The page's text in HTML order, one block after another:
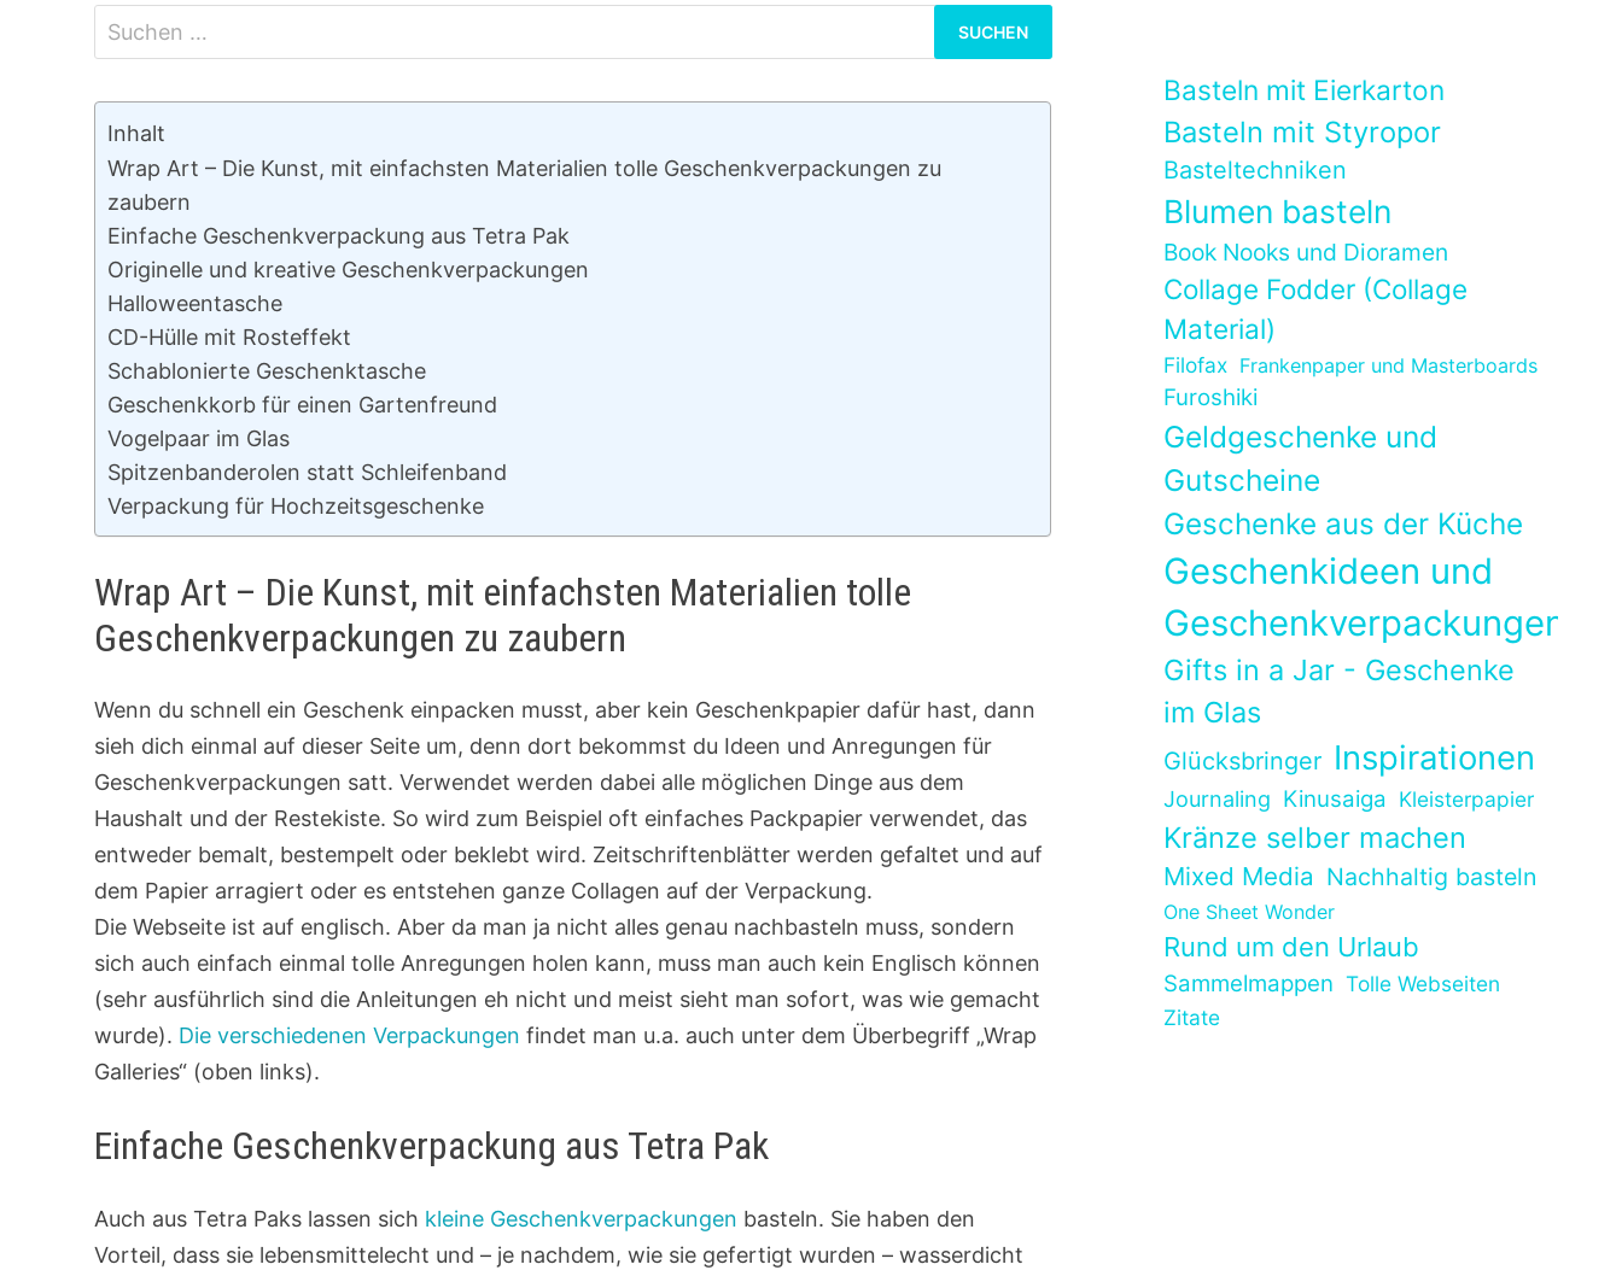
nach:
Inhalt
Wrap Art – Die Kunst, mit einfachsten Materialien tolle Geschenkverpackungen zu
zaubern
Einfache Geschenkverpackung aus Tetra Pak
Originelle und kreative Geschenkverpackungen
Halloweentasche
CD-Hülle mit Rosteffekt
Schablonierte Geschenktasche
Geschenkkorb für einen Gartenfreund
Vogelpaar im Glas
Spitzenbanderolen statt Schleifenband
Verpackung für Hochzeitsgeschenke
Wrap Art – Die Kunst, mit einfachsten Materialien tolle
Geschenkverpackungen zu zaubern
Wenn du schnell ein Geschenk einpacken musst, aber kein Geschenkpapier dafür hast, dann
sieh dich einmal auf dieser Seite um, denn dort bekommst du Ideen und Anregungen für
Geschenkverpackungen satt. Verwendet werden dabei alle möglichen Dinge aus dem
Haushalt und der Restekiste. So wird zum Beispiel oft einfaches Packpapier verwendet, das
entweder bemalt, bestempelt oder beklebt wird. Zeitschriftenblätter werden gefaltet und auf
dem Papier arragiert oder es entstehen ganze Collagen auf der Verpackung.
Die Webseite ist auf englisch. Aber da man ja nicht alles genau nachbasteln muss, sondern
sich auch einfach einmal tolle Anregungen holen kann, muss man auch kein Englisch können
(sehr ausführlich sind die Anleitungen eh nicht und meist sieht man sofort, was wie gemacht
wurde). Die verschiedenen Verpackungen findet man u.a. auch unter dem Überbegriff „Wrap
Galleries“ (oben links).
Einfache Geschenkverpackung aus Tetra Pak
Auch aus Tetra Paks lassen sich kleine Geschenkverpackungen basteln. Sie haben den
Vorteil, dass sie lebensmittelecht und – je nachdem, wie sie gefertigt wurden – wasserdicht
Basteln mit Eierkarton
Basteln mit Styropor
Basteltechniken
Blumen basteln
Book Nooks und Dioramen
Collage Fodder (Collage
Material)
Filofax Frankenpaper und Masterboards
Furoshiki
Geldgeschenke und
Gutscheine
Geschenke aus der Küche
Geschenkideen und
Geschenkverpackungen
Gifts in a Jar - Geschenke
im Glas
Glücksbringer Inspirationen
Journaling Kinusaiga Kleisterpapier
Kränze selber machen
Mixed Media Nachhaltig basteln
One Sheet Wonder
Rund um den Urlaub
Sammelmappen Tolle Webseiten
Zitate